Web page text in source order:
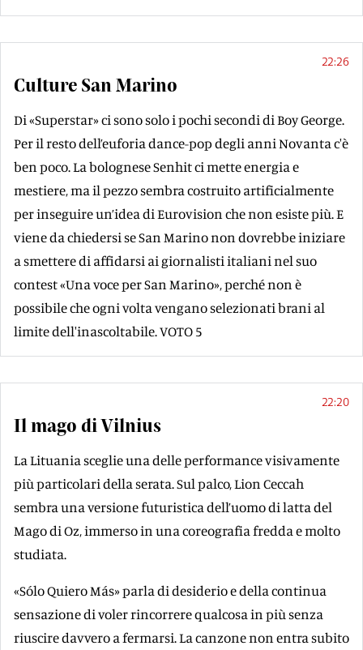
22:26
Culture San Marino
Di «Superstar» ci sono solo i pochi secondi di Boy George.
Per il resto dell’euforia dance-pop degli anni Novanta c'è
ben poco. La bolognese Senhit ci mette energia e
mestiere, ma il pezzo sembra costruito artificialmente
per inseguire un’idea di Eurovision che non esiste più. E
viene da chiedersi se San Marino non dovrebbe iniziare
a smettere di affidarsi ai giornalisti italiani nel suo
contest «Una voce per San Marino», perché non è
possibile che ogni volta vengano selezionati brani al
limite dell'inascoltabile. VOTO 5
22:20
Il mago di Vilnius
La Lituania sceglie una delle performance visivamente
più particolari della serata. Sul palco, Lion Ceccah
sembra una versione futuristica dell’uomo di latta del
Mago di Oz, immerso in una coreografia fredda e molto
studiata.
«Sólo Quiero Más» parla di desiderio e della continua
sensazione di voler rincorrere qualcosa in più senza
riuscire davvero a fermarsi. La canzone non entra subito